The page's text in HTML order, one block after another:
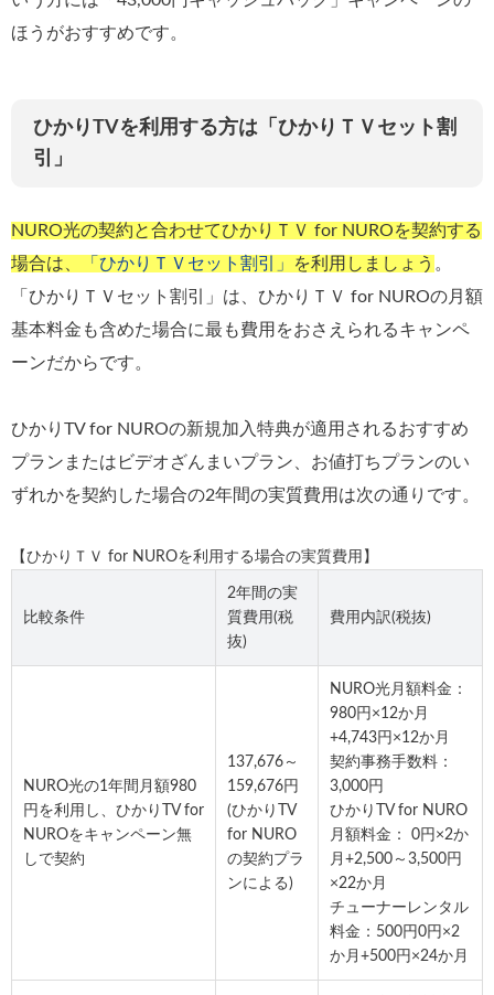
ほうがおすすめです。
ひかりTVを利用する方は「ひかりＴＶセット割
引」
NURO光の契約と合わせてひかりＴＶ for NUROを契約する
場合は、
「ひかりＴＶセット割引」 を利用しましょう 。
「ひかりＴＶセット割引」は、ひかりＴＶ for NUROの月額
基本料金も含めた場合に最も費用をおさえられるキャンペ
ーンだからです。
ひかりTV for NUROの新規加入特典が適用されるおすすめ
プランまたはビデオざんまいプラン、お値打ちプランのい
ずれかを契約した場合の2年間の実質費用は次の通りです。
【ひかりＴＶ for NUROを利用する場合の実質費用】
比較条件
2年間の実
質費用(税
抜)
費用内訳(税抜)
NURO光の1年間月額980
円を利用し、ひかりTV for
NUROをキャンペーン無
しで契約
137,676～
159,676円
(ひかりTV
for NURO
の契約プラ
ンによる)
NURO光月額料金：
980円×12か月
+4,743円×12か月
契約事務手数料：
3,000円
ひかりTV for NURO
月額料金： 0円×2か
月+2,500～3,500円
×22か月
チューナーレンタル
料金：500円0円×2
か月+500円×24か月